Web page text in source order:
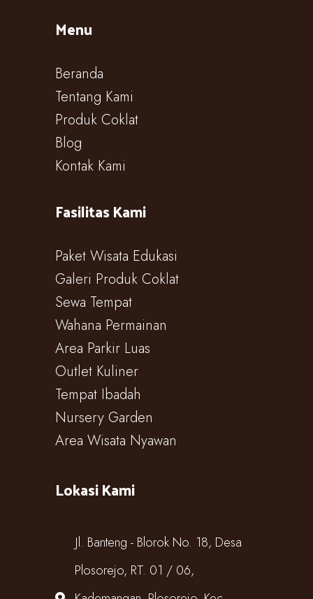
Menu
Beranda
Tentang Kami
Produk Coklat
Blog
Kontak Kami
Fasilitas Kami
Paket Wisata Edukasi
Galeri Produk Coklat
Sewa Tempat
Wahana Permainan
Area Parkir Luas
Outlet Kuliner
Tempat Ibadah
Nursery Garden
Area Wisata Nyawan
Lokasi Kami
Jl. Banteng - Blorok No. 18, Desa
Plosorejo, RT. 01 / 06,